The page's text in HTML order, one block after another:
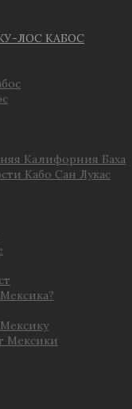
ЛОС КАБОС
Калифорния Баха
Кабо Сан Лукас
Мексики